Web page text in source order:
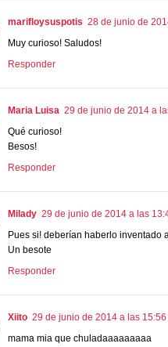
marifloysuspotis 28 de junio de
Muy curioso! Saludos!
Responder
Maria Luisa 29 de junio de 2014 a
Qué curioso!
Besos!
Responder
Milady 29 de junio de 2014 a las
Pues si! deberían haberlo inventado
Un besote
Responder
Xiito 29 de junio de 2014 a las 15:56
mama mia que chuladaaaaaaaaa